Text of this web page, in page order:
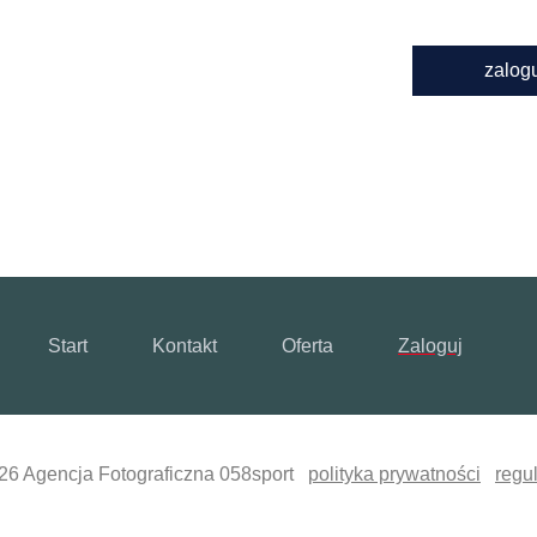
Start Kontakt Oferta Zaloguj
Agencja Fotograficzna 058sport polityka prywatności